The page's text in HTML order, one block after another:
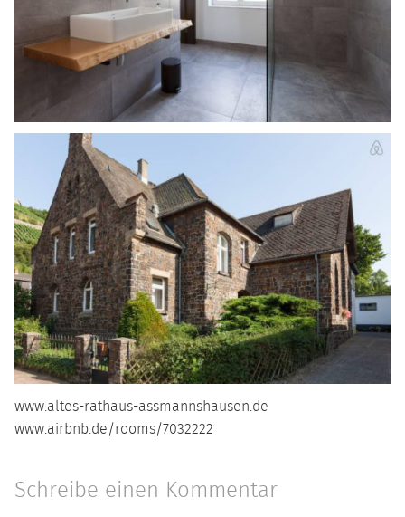
www.altes-rathaus-assmannshausen.de
www.airbnb.de/rooms/7032222
Schreibe einen Kommentar